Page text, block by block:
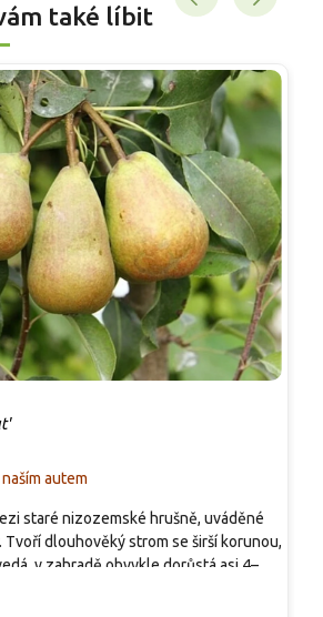
také líbit
autem
staré nizozemské hrušně, uváděné
dlouhověký strom se širší korunou,
v zahradě obvykle dorůstá asi 4–5
a řezu. Listy jsou leskle zelené, na